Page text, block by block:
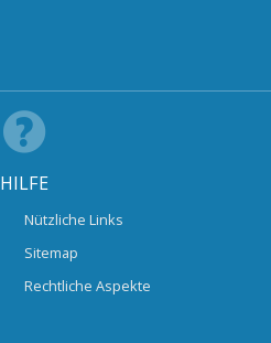
HILFE
Nützliche Links
Sitemap
Rechtliche Aspekte